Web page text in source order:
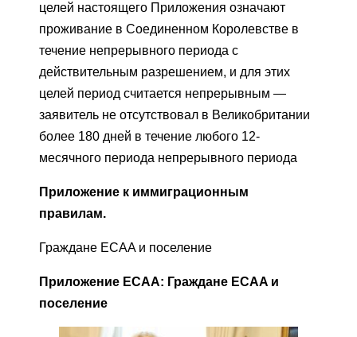
целей настоящего Приложения означают
проживание в Соединенном Королевстве в
течение непрерывного периода с
действительным разрешением, и для этих
целей период считается непрерывным —
заявитель не отсутствовал в Великобритании
более 180 дней в течение любого 12-
месячного периода непрерывного периода
Приложение к иммиграционным
правилам.
Граждане ECAA и поселение
Приложение ECAA: Граждане ECAA и
поселение